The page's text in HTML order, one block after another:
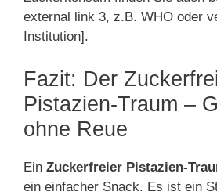
external link 3, z.B. WHO oder
Institution].
Fazit: Der
Pistazien-Traum –
ohne Reue
Ein Zuckerfreier Pistazien-
ein einfacher Snack. Es ist ein